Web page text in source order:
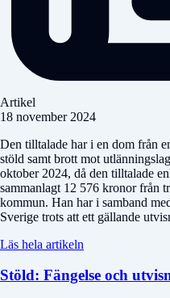
Artikel
18 november 2024
Den tilltalade har i en dom från
stöld samt brott mot
oktober 2024, då den tilltalade
sammanlagt 12 576 kronor från
kommun. Han har i samband
Sverige trots att ett gällande
Läs hela artikeln
Stöld: Fängelse och